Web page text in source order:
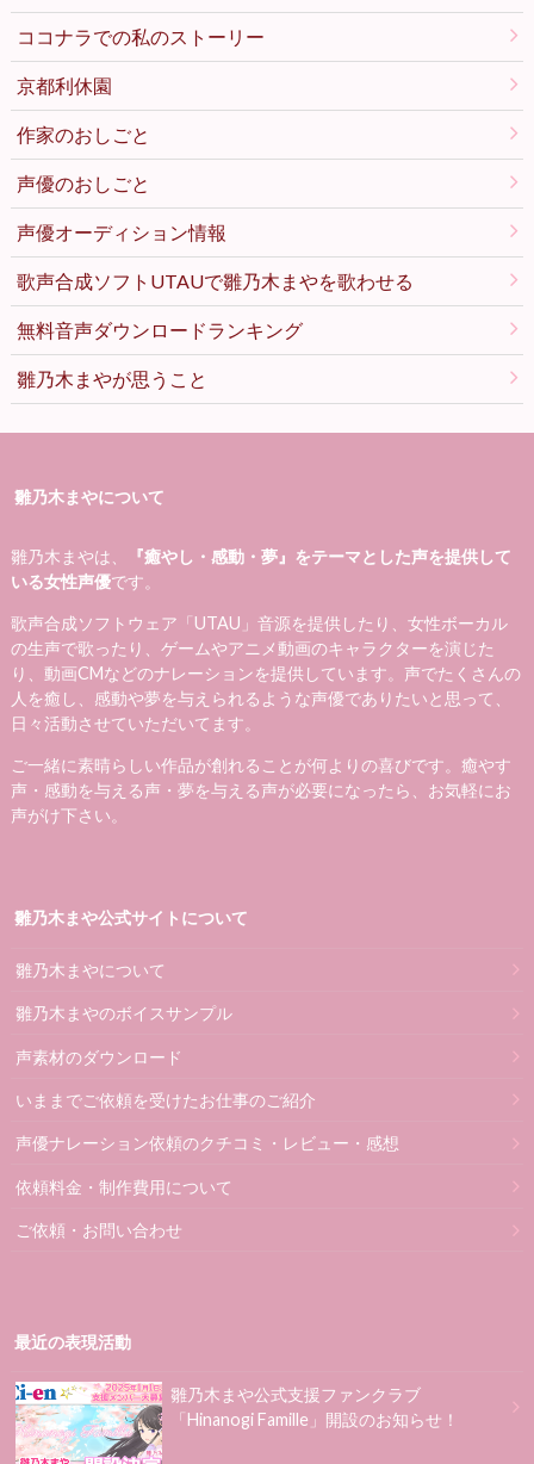
ココナラでの私のストーリー
京都利休園
作家のおしごと
声優のおしごと
声優オーディション情報
歌声合成ソフトUTAUで雛乃木まやを歌わせる
無料音声ダウンロードランキング
雛乃木まやが思うこと
雛乃木まやについて
雛乃木まやは、
『癒やし・感動・夢』をテーマとした声を提供して
いる女性声優です。
歌声合成ソフトウェア「UTAU」音源を提供したり、女性ボーカル
の生声で歌ったり、ゲームやアニメ動画のキャラクターを演じた
り、動画CMなどのナレーションを提供しています。声でたくさんの
人を癒し、感動や夢を与えられるような声優でありたいと思って、
日々活動させていただいてます。
ご一緒に素晴らしい作品が創れることが何よりの喜びです。癒やす
声・感動を与える声・夢を与える声が必要になったら、お気軽にお
声がけ下さい。
雛乃木まや公式サイトについて
雛乃木まやについて
雛乃木まやのボイスサンプル
声素材のダウンロード
いままでご依頼を受けたお仕事のご紹介
声優ナレーション依頼のクチコミ・レビュー・感想
依頼料金・制作費用について
ご依頼・お問い合わせ
最近の表現活動
雛乃木まや公式支援ファンクラブ
「Hinanogi Famille」開設のお知らせ！